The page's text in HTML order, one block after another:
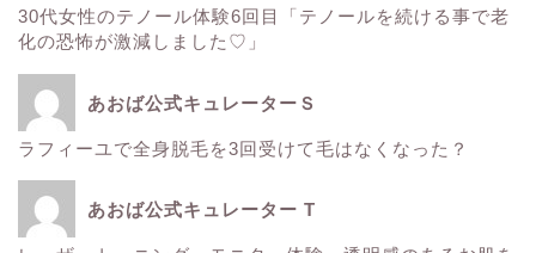
30代女性のテノール体験6回目「テノールを続ける事で老
化の恐怖が激減しました♡」
あおば公式キュレーターＳ
ラフィーユで全身脱毛を3回受けて毛はなくなった？
あおば公式キュレーター T
レーザートーニング
ＳＲＳマスク